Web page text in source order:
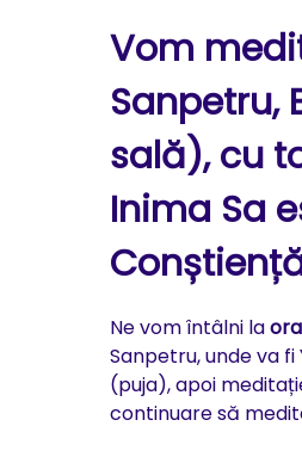
Vom
Sanpetru,
sală), cu
Inima Sa
Ne vom întâlni la
Sanpetru, unde va
(puja), apoi
continuare să